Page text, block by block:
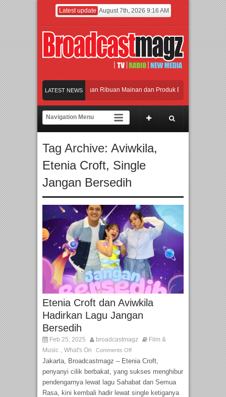
Latest update August 7th, 2026 9:16 AM
LATEST NEWS
Meramaikan Jakarta dengan Ribuan Mainan dan Produk Bayi dari Seluruh
Menjadi Gerbang Inovasi dan Peluang Bisnis Industri Gifts dan Housewares
Rayakan Perpaduan Warisan Dan Semangat Lokal, BIRKENSTOCK
Meramaikan Jakarta dengan Ribuan Mainan dan Produk Bayi dari Seluruh
Tag Archive: Aviwkila,
Etenia Croft, Single
Jangan Bersedih
Etenia Croft dan Aviwkila
Hadirkan Lagu Jangan
Bersedih
Feb 25, 2025 broadcastmagz
Film &
Music
What's On Comments Off
Jakarta, Broadcastmagz – Etenia Croft,
penyanyi cilik berbakat, yang sukses menghibur
pendengarnya lewat lagu Sahabat dan Semua
Rasa, kini kembali hadir lewat single ketiganya